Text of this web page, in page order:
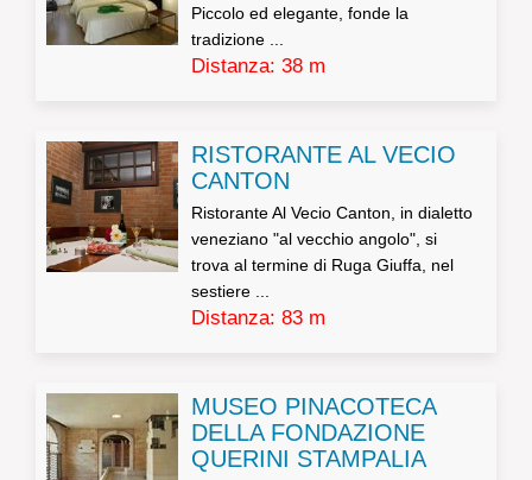
Piccolo ed elegante, fonde la
tradizione ...
Distanza: 38 m
RISTORANTE AL VECIO
CANTON
Ristorante Al Vecio Canton, in dialetto
veneziano "al vecchio angolo", si
trova al termine di Ruga Giuffa, nel
sestiere ...
Distanza: 83 m
MUSEO PINACOTECA
DELLA FONDAZIONE
QUERINI STAMPALIA